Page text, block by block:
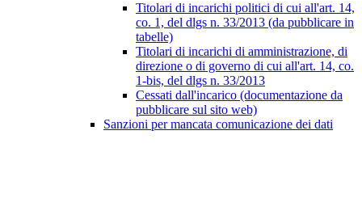
Titolari di incarichi politici di cui all'art. 14,
co. 1, del dlgs n. 33/2013 (da pubblicare in
tabelle)
Titolari di incarichi di amministrazione, di
direzione o di governo di cui all'art. 14, co.
1-bis, del dlgs n. 33/2013
Cessati dall'incarico (documentazione da
pubblicare sul sito web)
Sanzioni per mancata comunicazione dei dati